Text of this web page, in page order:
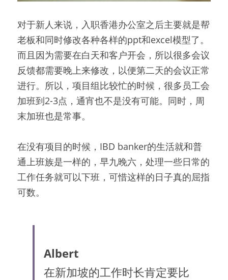
对于新人来说，入职香港办公室之后主要就是帮
老板和同时修改各种各样的ppt和excel模型了。
而且因为需要在白天和客户开会，所以很多会议
反馈都需要晚上来修改，以便第二天的会议正常
进行。所以，项目组比较忙的时候，很多员工会
加班到2-3点，通宵也不是没有可能。同时，周
末加班也是常事。
在没有项目的时候，IBD banker的生活就和普
通上班族是一样的，早九晚六，处理一些日常的
工作任务就可以下班，可惜这样的日子真的屈指
可数。
Albert
在新加坡的工作时长肯定要比